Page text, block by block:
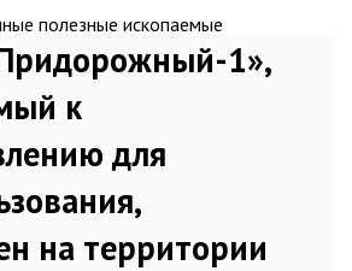
полезные ископаемые
к
для
на территории